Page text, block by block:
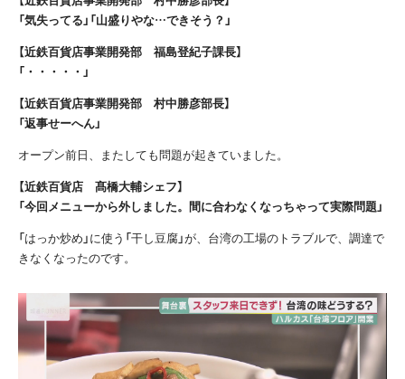
「気失ってる」「山盛りやな…できそう？」
【近鉄百貨店事業開発部 福島登紀子課長】
「・・・・・」
【近鉄百貨店事業開発部 村中勝彦部長】
「返事せーへん」
オープン前日、またしても問題が起きていました。
【近鉄百貨店 髙橋大輔シェフ】
「今回メニューから外しました。間に合わなくなっちゃって実際問題」
「はっか炒め」に使う「干し豆腐」が、台湾の工場のトラブルで、調達で
きなくなったのです。